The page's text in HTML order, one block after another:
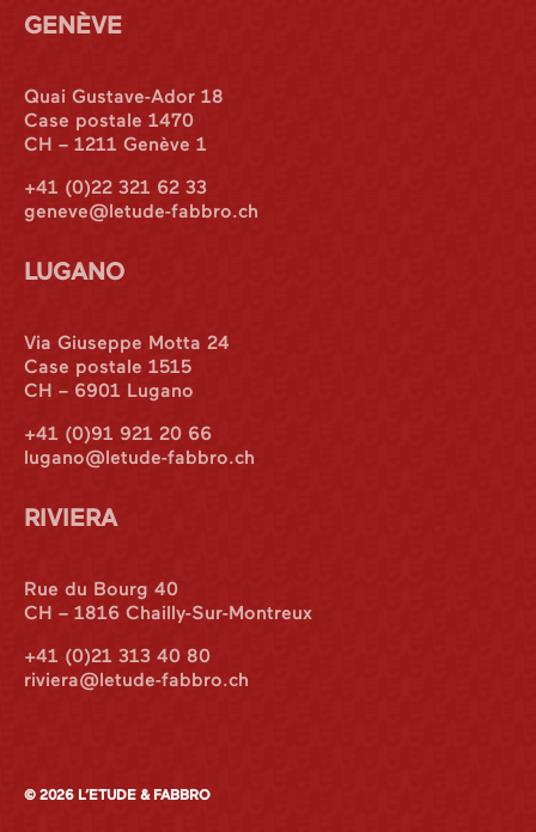
GENÈVE
Quai Gustave-Ador 18
Case postale 1470
CH – 1211 Genève 1
+41 (0)22 321 62 33
geneve@letude-fabbro.ch
LUGANO
Via Giuseppe Motta 24
Case postale 1515
CH – 6901 Lugano
+41 (0)91 921 20 66
lugano@letude-fabbro.ch
RIVIERA
Rue du Bourg 40
CH – 1816 Chailly-Sur-Montreux
+41 (0)21 313 40 80
riviera@letude-fabbro.ch
© 2026 L’ETUDE & FABBRO
Italian Desk